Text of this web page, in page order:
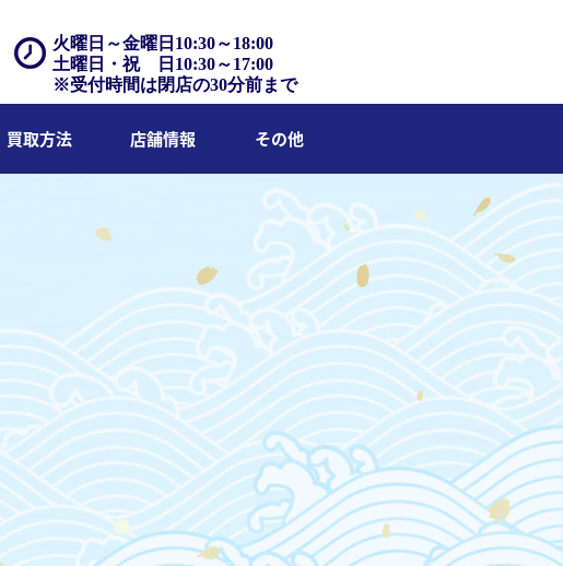
火曜日～金曜日10:30～18:00
土曜日・祝 日10:30～17:00
※受付時間は閉店の30分前まで
買取方法 店舗情報 その他